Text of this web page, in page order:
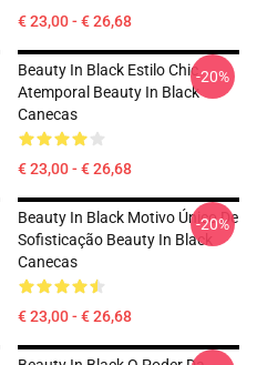
€ 23,00 - € 26,68
Beauty In Black Estilo Chic
Atemporal Beauty In Black
Canecas
€ 23,00 - € 26,68
-20%
Beauty In Black Motivo Único De
Sofisticação Beauty In Black
Canecas
€ 23,00 - € 26,68
-20%